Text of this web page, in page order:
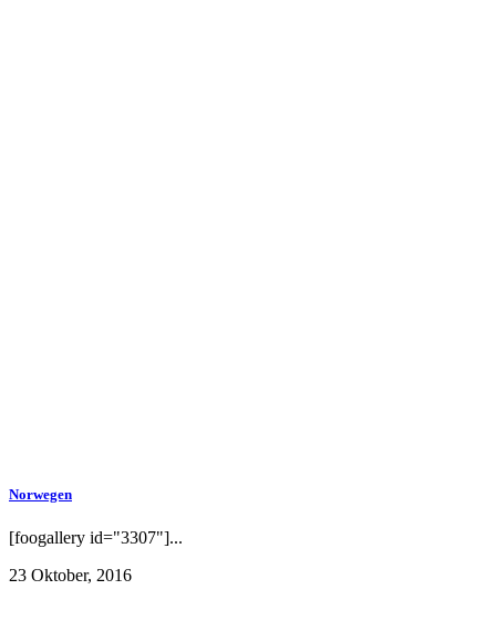
Norwegen
[foogallery id="3307"]...
23 Oktober, 2016